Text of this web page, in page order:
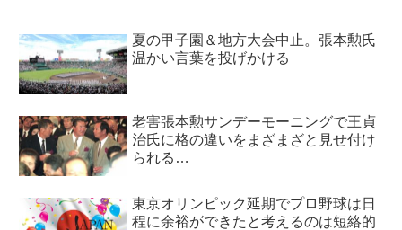
夏の甲子園＆地方大会中止。張本勲氏
温かい言葉を投げかける
老害張本勲サンデーモーニングで王貞
治氏に格の違いをまざまざと見せ付け
られる…
東京オリンピック延期でプロ野球は日
程に余裕ができたと考えるのは短絡的